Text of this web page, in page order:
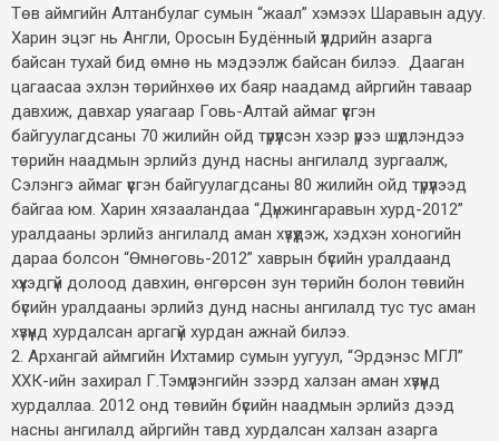
Төв аймгийн Алтанбулаг сумын “жаал” хэмээх Шаравын адуу.
Харин эцэг нь Англи, Оросын Будённый үүлдрийн азарга
байсан тухай бид өмнө нь мэдээлж байсан билээ. Дааган
цагаасаа эхлэн төрийнхөө их баяр наадамд айргийн таваар
давхиж, давхар уяагаар Говь-Алтай аймаг үүсгэн
байгуулагдсаны 70 жилийн ойд түрүүлсэн хээр үрээ шүдлэндээ
төрийн наадмын эрлийз дунд насны ангилалд зургаалж,
Сэлэнгэ аймаг үүсгэн байгуулагдсаны 80 жилийн ойд түрүүлээд
байгаа юм. Харин хязааландаа “Дүнжингаравын хурд-2012”
уралдааны эрлийз ангилалд аман хүзүүдэж, хэдхэн хоногийн
дараа болсон “Өмнөговь-2012” хаврын бүсийн уралдаанд
хүүхэдгүй долоод давхин, өнгөрсөн зун төрийн болон төвийн
бүсийн уралдааны эрлийз дунд насны ангилалд тус тус аман
хүзүүнд хурдалсан аргагүй хурдан ажнай билээ.
2. Архангай аймгийн Ихтамир сумын уугуул, “Эрдэнэс МГЛ”
ХХК-ийн захирал Г.Тэмүүлэнгийн зээрд халзан аман хүзүүнд
хурдаллаа. 2012 онд төвийн бүсийн наадмын эрлийз дээд
насны ангилалд айргийн тавд хурдалсан халзан азарга